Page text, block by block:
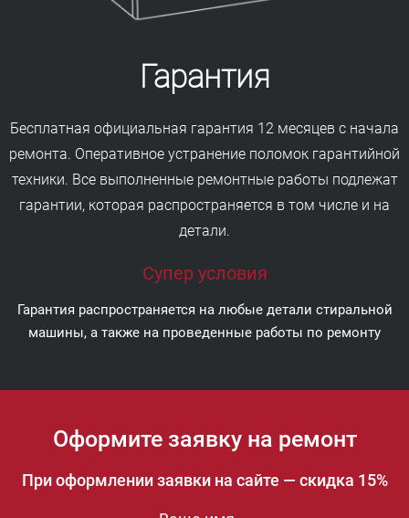
Гарантия
Бесплатная официальная гарантия 12 месяцев с начала
ремонта. Оперативное устранение поломок гарантийной
техники. Все выполненные ремонтные работы подлежат
гарантии, которая распространяется в том числе и на
детали.
Супер условия
Гарантия распространяется на любые детали стиральной
машины, а также на проведенные работы по ремонту
Оформите заявку на ремонт
При оформлении заявки на сайте — скидка 15%